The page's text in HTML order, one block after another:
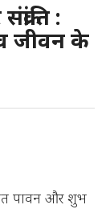
:
जीवन के
पावन और शुभ